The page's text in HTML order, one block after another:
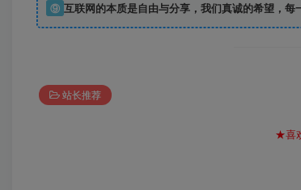
⑨ 互联网的本质是自由与分享，我们真诚的希望，每
站长推荐
★喜